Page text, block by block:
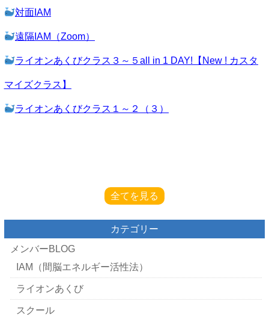
対面IAM
遠隔IAM（Zoom）
ライオンあくびクラス３～５all in 1 DAY!【New ! カスタ
マイズクラス】
ライオンあくびクラス１～２（３）
全てを見る
カテゴリー
メンバーBLOG
IAM（間脳エネルギー活性法）
ライオンあくび
スクール